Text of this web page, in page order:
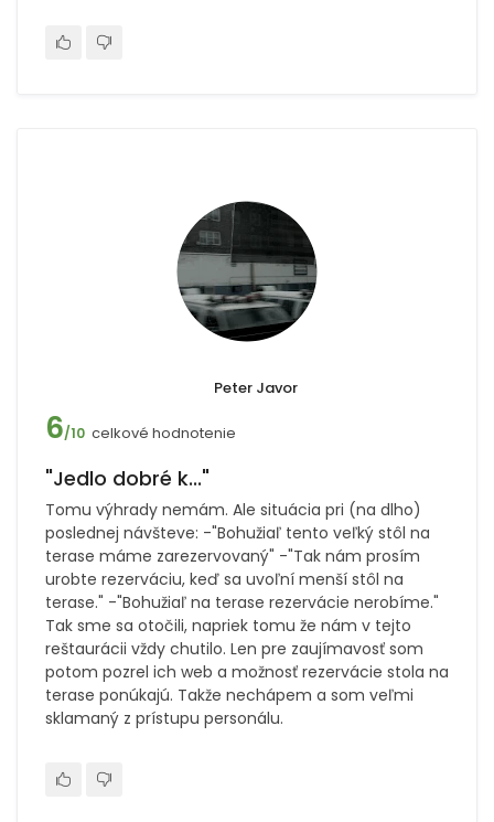
Peter Javor
6/10 celkové hodnotenie
"Jedlo dobré k..."
Tomu výhrady nemám. Ale situácia pri (na dlho)
poslednej návšteve: -"Bohužiaľ tento veľký stôl na
terase máme zarezervovaný" -"Tak nám prosím
urobte rezerváciu, keď sa uvoľní menší stôl na
terase." -"Bohužiaľ na terase rezervácie nerobíme."
Tak sme sa otočili, napriek tomu že nám v tejto
reštaurácii vždy chutilo. Len pre zaujímavosť som
potom pozrel ich web a možnosť rezervácie stola na
terase ponúkajú. Takže nechápem a som veľmi
sklamaný z prístupu personálu.